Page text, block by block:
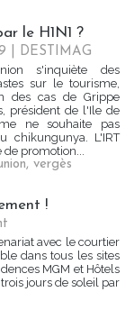
le H1N1 ?
DESTIMAG
s'inquiète des
sur le tourisme,
des cas de Grippe
président de l'Ile de
ne souhaite pas
chikungunya. L'IRT
de promotion...
, vergès
!
avec le courtier
dans tous les sites
MGM et Hôtels
jours de soleil par